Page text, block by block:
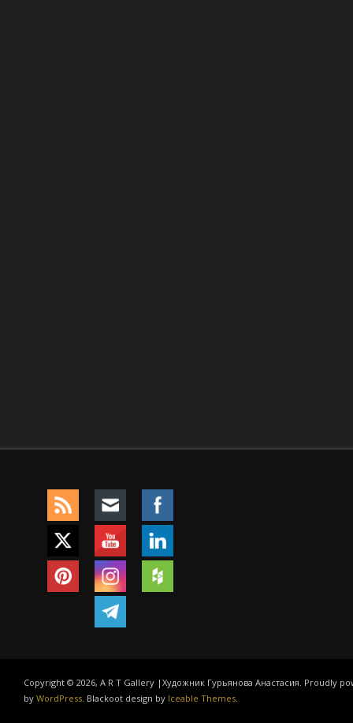
Copyright © 2026, A R T Gallery |Художник Гурьянова Анастасия. Proudly
by WordPress . Blackoot design by Iceable Themes